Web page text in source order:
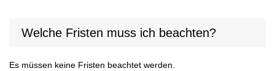
Welche Fristen muss ich beachten?
Es müssen keine Fristen beachtet werden.